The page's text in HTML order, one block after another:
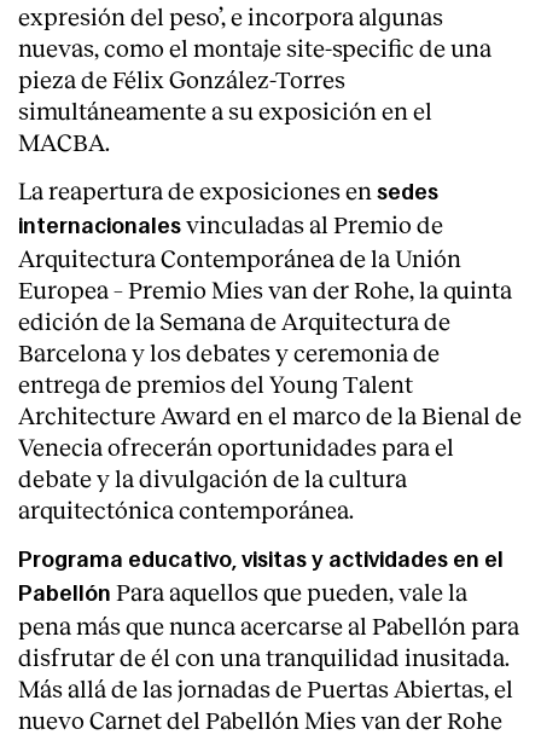
expresión del peso’, e incorpora algunas
nuevas, como el montaje site-specific de una
pieza de Félix González-Torres
simultáneamente a su exposición en el
MACBA.
La reapertura de exposiciones en sedes
internacionales vinculadas al Premio de
Arquitectura Contemporánea de la Unión
Europea – Premio Mies van der Rohe, la quinta
edición de la Semana de Arquitectura de
Barcelona y los debates y ceremonia de
entrega de premios del Young Talent
Architecture Award en el marco de la Bienal de
Venecia ofrecerán oportunidades para el
debate y la divulgación de la cultura
arquitectónica contemporánea.
Programa educativo, visitas y actividades en el
Pabellón Para aquellos que pueden, vale la
pena más que nunca acercarse al Pabellón para
disfrutar de él con una tranquilidad inusitada.
Más allá de las jornadas de Puertas Abiertas, el
nuevo Carnet del Pabellón Mies van der Rohe